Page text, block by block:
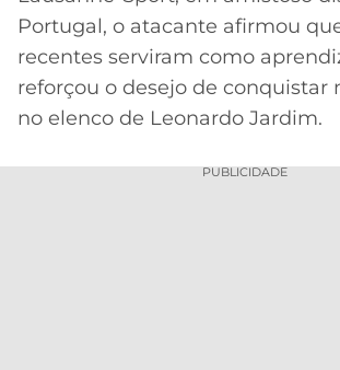
ONLINE
2026
GRÊMIO
ATLÉTICO
LALIGA
Portugal, o atacante afirmou
recentes serviram como
reforçou o desejo de conquistar
no elenco de Leonardo Jardim.
PUBLICIDADE